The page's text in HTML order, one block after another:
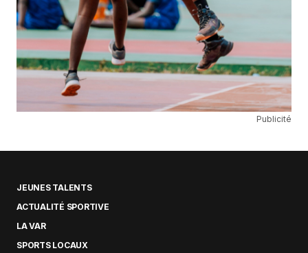
Publicité
JEUNES TALENTS
ACTUALITÉ SPORTIVE
LA VAR
SPORTS LOCAUX